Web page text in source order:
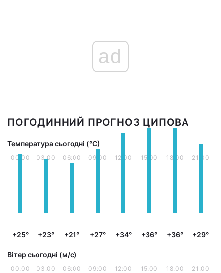
ad
ПОГОДИННИЙ ПРОГНОЗ ЦИПОВА
Температура сьогодні (°С)
00:00
+25°
03:00
+23°
06:00
+21°
09:00
+27°
12:00
+34°
15:00
+36°
18:00
+36°
21:00
+29°
Вітер сьогодні (м/с)
00:00 03:00 06:00 09:00 12:00 15:00 18:00 21:00